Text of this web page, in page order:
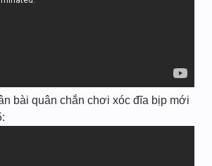
bài quân chắn chơi xóc đĩa bịp mới